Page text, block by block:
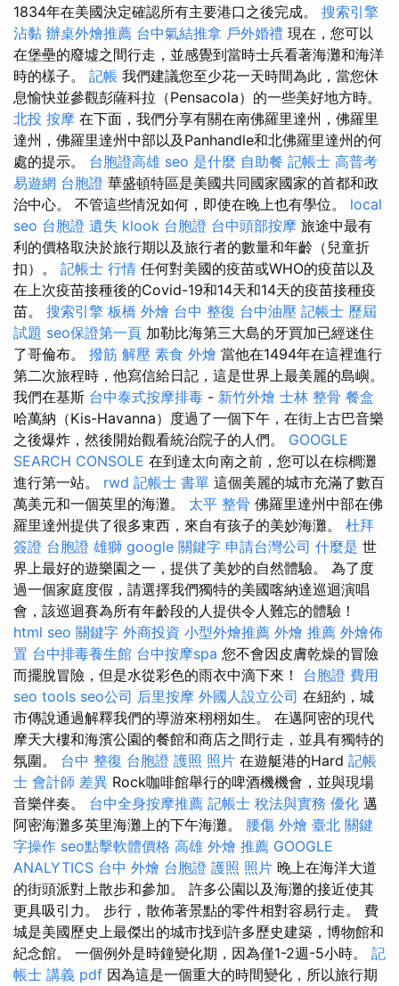
1834年在美國決定確認所有主要港口之後完成。 搜索引擎
沾黏 辦桌外燴推薦 台中氣結推拿 戶外婚禮 現在，您可以
在堡壘的廢墟之間行走，並感覺到當時士兵看著海灘和海洋
時的樣子。 記帳 我們建議您至少花一天時間為此，當您休
息愉快並參觀彭薩科拉（Pensacola）的一些美好地方時。
北投 按摩 在下面，我們分享有關在南佛羅里達州，佛羅里
達州，佛羅里達州中部以及Panhandle和北佛羅里達州的何
處的提示。 台胞證高雄 seo 是什麼 自助餐 記帳士 高普考
易遊網 台胞證 華盛頓特區是美國共同國家國家的首都和政
治中心。 不管這些情況如何，即使在晚上也有學位。 local
seo 台胞證 遺失 klook 台胞證 台中頭部按摩 旅途中最有
利的價格取決於旅行期以及旅行者的數量和年齡（兒童折
扣）。 記帳士 行情 任何對美國的疫苗或WHO的疫苗以及
在上次疫苗接種後的Covid-19和14天和14天的疫苗接種疫
苗。 搜索引擎 板橋 外燴 台中 整復 台中油壓 記帳士 歷屆
試題 seo保證第一頁 加勒比海第三大島的牙買加已經迷住
了哥倫布。 撥筋 解壓 素食 外燴 當他在1494年在這裡進行
第二次旅程時，他寫信給日記，這是世界上最美麗的島嶼。
我們在基斯 台中泰式按摩排毒 - 新竹外燴 士林 整骨 餐盒
哈萬納（Kis-Havanna）度過了一個下午，在街上古巴音樂
之後爆炸，然後開始觀看統治院子的人們。 GOOGLE
SEARCH CONSOLE 在到達太向南之前，您可以在棕櫚灘
進行第一站。 rwd 記帳士 書單 這個美麗的城市充滿了數百
萬美元和一個英里的海灘。 太平 整骨 佛羅里達州中部在佛
羅里達州提供了很多東西，來自有孩子的美妙海灘。 杜拜
簽證 台胞證 雄獅 google 關鍵字 申請台灣公司 什麼是 世
界上最好的遊樂園之一，提供了美妙的自然體驗。 為了度
過一個家庭度假，請選擇我們獨特的美國喀納達巡迴演唱
會，該巡迴賽為所有年齡段的人提供令人難忘的體驗！
html seo 關鍵字 外商投資 小型外燴推薦 外燴 推薦 外燴佈
置 台中排毒養生館 台中按摩spa 您不會因皮膚乾燥的冒險
而擺脫冒險，但是水從彩色的雨衣中滴下來！ 台胞證 費用
seo tools seo公司 后里按摩 外國人設立公司 在紐約，城
市傳說通過解釋我們的導游來栩栩如生。 在邁阿密的現代
摩天大樓和海濱公園的餐館和商店之間行走，並具有獨特的
氛圍。 台中 整復 台胞證 護照 照片 在遊艇港的Hard 記帳
士 會計師 差異 Rock咖啡館舉行的啤酒機機會，並與現場
音樂伴奏。 台中全身按摩推薦 記帳士 稅法與實務 優化 邁
阿密海灘多英里海灘上的下午海灘。 腰傷 外燴 臺北 關鍵
字操作 seo點擊軟體價格 高雄 外燴 推薦 GOOGLE
ANALYTICS 台中 外燴 台胞證 護照 照片 晚上在海洋大道
的街頭派對上散步和參加。 許多公園以及海灘的接近使其
更具吸引力。 步行，散佈著景點的零件相對容易行走。 費
城是美國歷史上最傑出的城市找到許多歷史建築，博物館和
紀念館。 一個例外是時鐘變化期，因為僅1-2週-5小時。 記
帳士 講義 pdf 因為這是一個重大的時間變化，所以旅行期